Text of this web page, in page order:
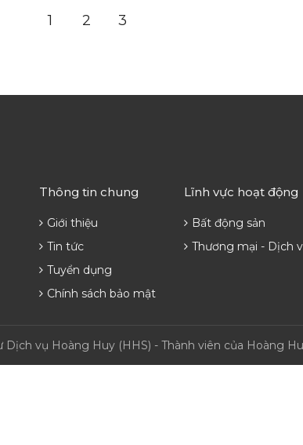
1 2 3
Thông tin chung
Giới thiệu
Tin tức
Tuyển dụng
Chính sách bảo mật
Lĩnh vực hoạt động
Bất động sản
Thương mại - Dịch
vụ Hoàng Huy (HHS) - Thành viên của Hoàng